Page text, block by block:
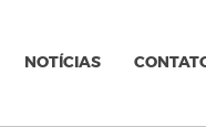
NOTÍCIAS